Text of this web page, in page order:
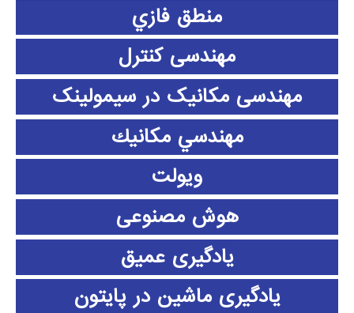
منطق فازي
مهندسی کنترل
مهندسی مکانیک در سیمولینک
مهندسي مكانيك
ویولت
هوش مصنوعی
یادگیری عمیق
یادگیری ماشین در پایتون